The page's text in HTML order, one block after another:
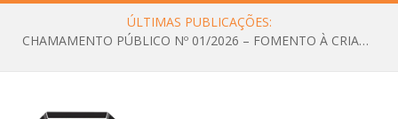
ÚLTIMAS PUBLICAÇÕES:
CHAMAMENTO PÚBLICO Nº 01/2026 – FOMENTO À CRIAÇÃO E A CIRCULAÇÃO DE PRODUÇÕES CULTURAIS – Aldir Blanc